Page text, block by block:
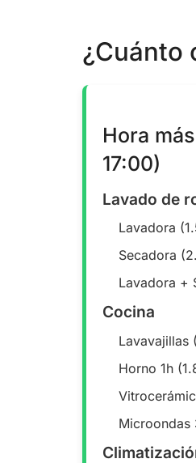
¿Cuánto
Hora
17:00)
Lavado de
Lavadora
Secadora
Lavadora +
Cocina
Lavavajillas
Horno 1h
Microondas